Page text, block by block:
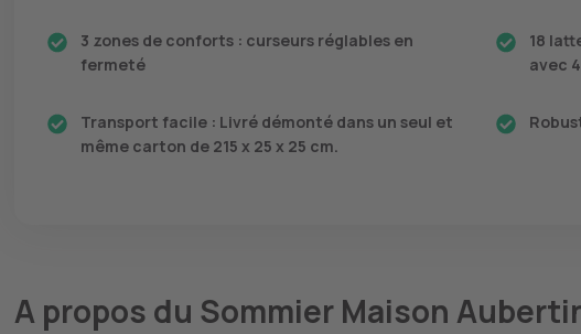
3 zones de conforts : curseurs réglables en
fermeté
18
avec
Transport facile : Livré démonté dans un seul et
même carton de 215 x 25 x 25 cm.
A propos du Sommier Maison